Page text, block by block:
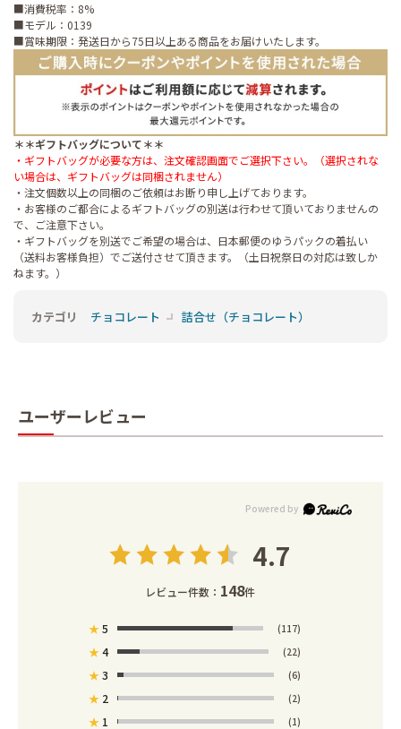
■消費税率：8%
■モデル：0139
■賞味期限：発送日から75日以上ある商品をお届けいたします。
＊＊ギフトバッグについて＊＊
・ギフトバッグが必要な方は、注文確認画面でご選択下さい。（選択されな
い場合は、ギフトバッグは同梱されません）
・注文個数以上の同梱のご依頼はお断り申し上げております。
・お客様のご都合によるギフトバッグの別送は行わせて頂いておりませんの
で、ご注意下さい。
・ギフトバッグを別送でご希望の場合は、日本郵便のゆうパックの着払い
（送料お客様負担）でご送付させて頂きます。（土日祝祭日の対応は致しか
ねます。）
カテゴリ チョコレート 詰合せ（チョコレート）
ユーザーレビュー
4.7
レビュー件数： 148件
★5 (117)
★4 (22)
★3 (6)
★ 2 (2)
★ 1 (1)